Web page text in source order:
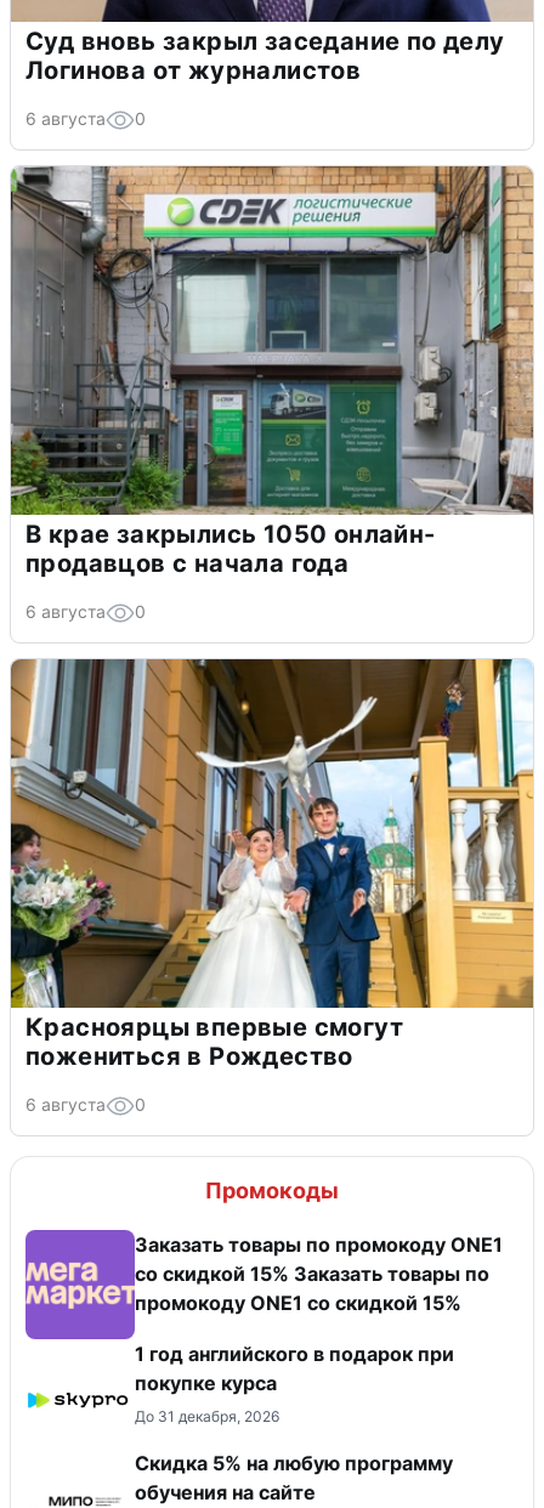
Суд вновь закрыл заседание по делу
Логинова от журналистов
6 августа 0
В крае закрылись 1050 онлайн-
продавцов с начала года
6 августа 0
Красноярцы впервые смогут
пожениться в Рождество
6 августа 0
Промокоды
Заказать товары по промокоду ONE1
со скидкой 15% Заказать товары по
промокоду ONE1 со скидкой 15%
1 год английского в подарок при
покупке курса
До 31 декабря, 2026
Скидка 5% на любую программу
обучения на сайте